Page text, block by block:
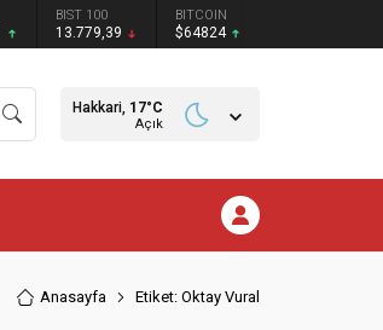
BIST 100
13.779,39
BITCOIN
$64824
Hakkari, 17°C
Açık
Anasayfa Etiket: Oktay Vural